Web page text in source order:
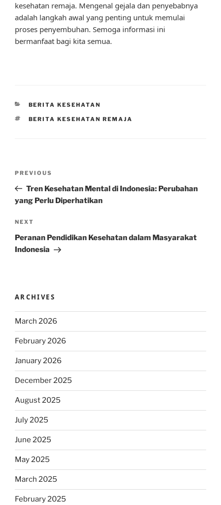
kesehatan remaja. Mengenal gejala dan penyebabnya
adalah langkah awal yang penting untuk memulai
proses penyembuhan. Semoga informasi ini
bermanfaat bagi kita semua.
CATEGORIES
BERITA KESEHATAN
TAGS
BERITA KESEHATAN REMAJA
Previous
Post
PREVIOUS
Tren Kesehatan Mental di Indonesia: Perubahan
yang Perlu Diperhatikan
Next
Post
NEXT
Peranan Pendidikan Kesehatan dalam Masyarakat
Indonesia
ARCHIVES
March 2026
February 2026
January 2026
December 2025
August 2025
July 2025
June 2025
May 2025
March 2025
February 2025